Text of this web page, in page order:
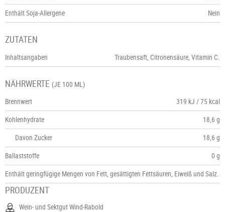
Enthält Soja-Allergene
Nein
ZUTATEN
Inhaltsangaben Traubensaft, Citronensäure, Vitamin C.
NÄHRWERTE (JE 100 ML)
Brennwert
319 kJ / 75 kcal
Kohlenhydrate
18,6 g
Davon Zucker
18,6 g
Ballaststoffe
0 g
Enthält geringfügige Mengen von Fett, gesättigten Fettsäuren, Eiweiß und Salz.
PRODUZENT
Wein- und Sektgut Wind-Rabold